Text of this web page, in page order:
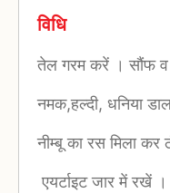
विधि
तेल गरम करें । सौंफ
नमक,हल्दी, धनिया
नीम्बू का रस मिला कर
एयर्टाइट जार में रखें